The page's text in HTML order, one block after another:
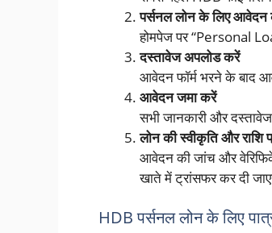
पर्सनल लोन के लिए आवेदन
होमपेज पर “Personal
दस्तावेज अपलोड करें
आवेदन फॉर्म भरने के बाद
आवेदन जमा करें
सभी जानकारी और
लोन की स्वीकृति और राशि
आवेदन की जांच और
खाते में ट्रांसफर कर दी
HDB पर्सनल लोन के लिए